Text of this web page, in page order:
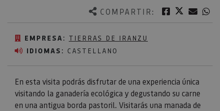
COMPARTIR: Facebook
Twitter
EMPRESA: TIERRAS DE IRANZU
IDIOMAS: CASTELLANO
En esta visita podrás disfrutar de una experiencia única
visitando la ganadería ecológica y degustando su carne
en una antigua borda pastoril. Visitarás una manada de